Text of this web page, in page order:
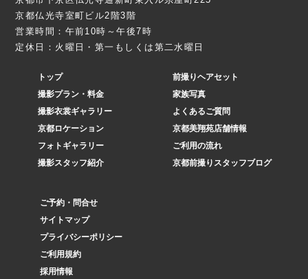
京都仏光寺室町ビル2階3階
営業時間：午前10時～午後7時
定休日：火曜日・第一もしくは第二水曜日
トップ
撮影プラン・料金
撮影衣裳ギャラリー
京都ロケーション
フォトギャラリー
撮影スタッフ紹介
前撮りヘアセット
家族写真
よくあるご質問
京都美翔苑店舗情報
ご利用の流れ
京都前撮りスタッフブログ
ご予約・問合せ
サイトマップ
プライバシーポリシー
ご利用規約
採用情報